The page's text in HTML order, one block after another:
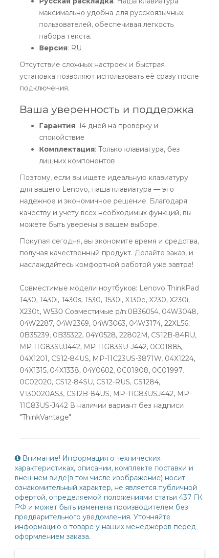
максимально удобна для русскоязычных
пользователей, обеспечивая легкость
набора текста.
Версия: RU
Отсутствие сложных настроек и быстрая
установка позволяют использовать её сразу после
подключения.
Ваша уверенность и поддержка
Гарантия: 14 дней на проверку и
спокойствие
Комплектация: Только клавиатура, без
лишних компонентов
Поэтому, если вы ищете идеальную клавиатуру
для вашего Lenovo, наша клавиатура — это
надежное и экономичное решение. Благодаря
качеству и учету всех необходимых функций, вы
можете быть уверены в вашем выборе.
Покупая сегодня, вы экономите время и средства,
получая качественный продукт. Делайте заказ, и
наслаждайтесь комфортной работой уже завтра!
Совместимые модели ноутбуков: Lenovo ThinkPad
T430, T430i, T430s, T530, T530i, X130e, X230, X230i,
X230t, W530 Совместимые p/n:0B36054, 04W3048,
04W2287, 04W2369, 04W3063, 04W3174, 22XL56,
0B35239, 0B35322, 04Y0528, 22802M, CS12B-84RU,
MP-11G83SUJ442, MP-11G83SU-J442, 0C01885,
04X1201, CS12-84US, MP-11C23US-3871W, 04X1224,
04X1315, 04X1338, 04Y0602, 0C01908, 0C01997,
0C02020, CS12-84SU, CS12-RUS, CS1284,
V130020AS3, CS12B-84US, MP-11G83USJ442, MP-
11G83US-J442 В наличии вариант без надписи
"ThinkVantage"
Внимание! Информация о технических
характеристиках, описании, комплекте поставки и
внешнем виде(в том числе изображение) носит
ознакомительный характер, не является публичной
офертой, определяемой положениями статьи 437 ГК
РФ и может быть изменена производителем без
предварительного уведомления. Уточняйте
информацию о товаре у наших менеджеров перед
оформлением заказа.